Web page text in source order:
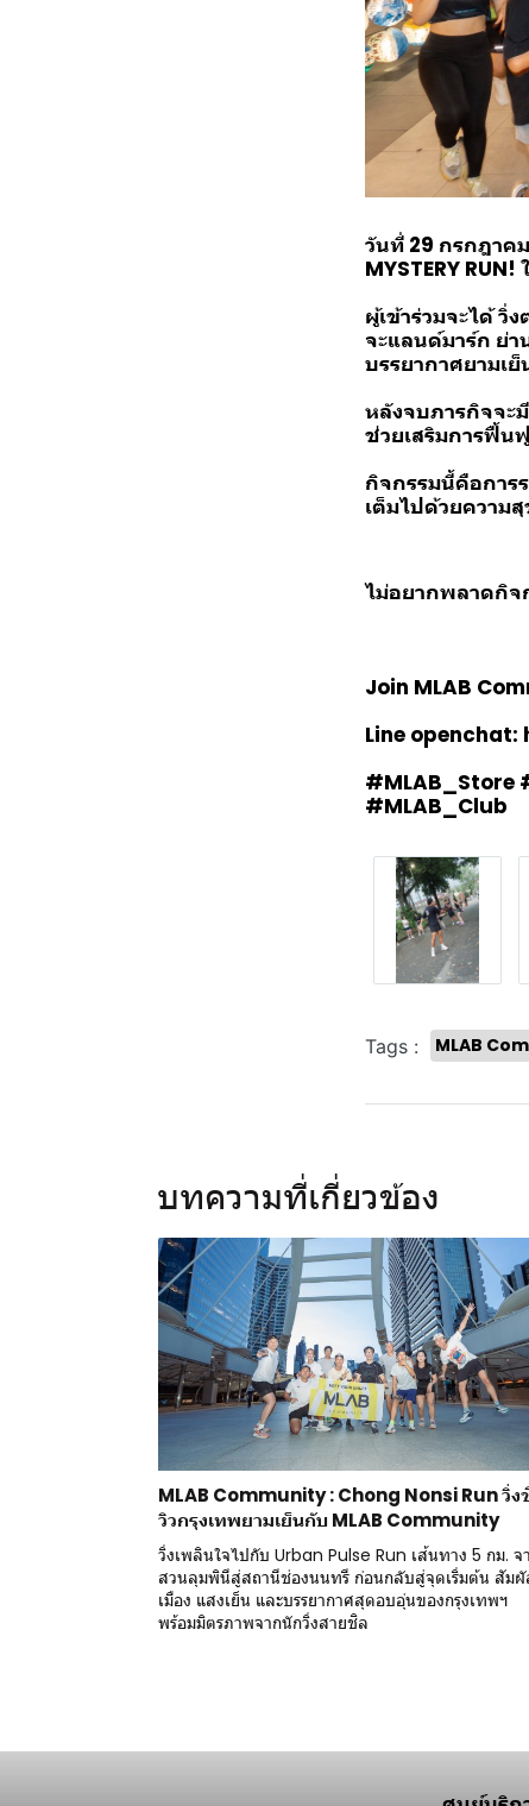
วันที่ 29 กรกฎาค
MYSTERY
ผู้เข้าร่วมจะได้ วิ่
จะแลนด์มาร์ก ย่
บรรยากาศยามเ
หลังจบภารกิจจ
ช่วยเสริมการฟื้น
กิจกรรมนี้คือการ
เต็มไปด้วยความ
ไม่อยากพลาดกิจ
Join MLAB
Line
#MLAB_Store
#MLAB_Club
Tags : MLAB
บทความที่เกี่ยวข้อง
MLAB Community : Chong Nonsi Run วิ่
วิวกรุงเทพยามเย็นกับ MLAB Community
วิ่งเพลินใจไปกับ Urban Pulse Run เส้นทาง 5 กม. จ
สวนลุมพินีสู่สถานีช่องนนทรี ก่อนกลับสู่จุดเริ่มต้น สัมผั
เมือง แสงเย็น และบรรยากาศสุดอบอุ่นของกรุงเทพฯ
พร้อมมิตรภาพจากนักวิ่งสายชิล